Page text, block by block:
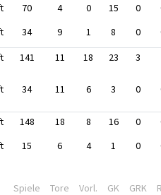
70 4 0 15 0
34 9 1 8 0
141 11 18 23 3
34 11 6 3 0
148 18 8 16 0
15 6 4 1 0
Spiele Tore Vorl. GK GRK